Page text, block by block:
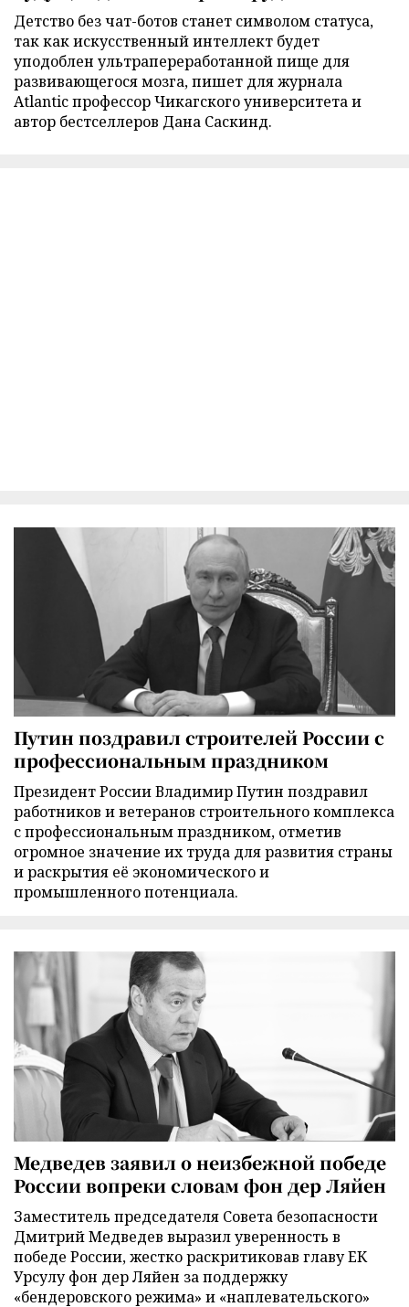
Детство без чат-ботов станет символом статуса,
так как искусственный интеллект будет
уподоблен ультрапереработанной пище для
развивающегося мозга, пишет для журнала
Atlantic профессор Чикагского университета и
автор бестселлеров Дана Саскинд.
Путин поздравил строителей России с
профессиональным праздником
Президент России Владимир Путин поздравил
работников и ветеранов строительного комплекса
с профессиональным праздником, отметив
огромное значение их труда для развития страны
и раскрытия её экономического и
промышленного потенциала.
Медведев заявил о неизбежной победе
России вопреки словам фон дер Ляйен
Заместитель председателя Совета безопасности
Дмитрий Медведев выразил уверенность в
победе России, жестко раскритиковав главу ЕК
Урсулу фон дер Ляйен за поддержку
«бендеровского режима» и «наплевательского»